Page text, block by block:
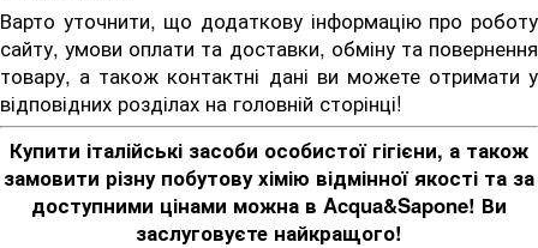
Варто уточнити, що додаткову інформацію про роботу
сайту, умови оплати та доставки, обміну та повернення
товару, а також контактні дані ви можете отримати у
відповідних розділах на головній сторінці!
Купити італійські засоби особистої гігієни, а також
замовити різну побутову хімію відмінної якості та за
доступними цінами можна в Acqua&Sapone! Ви
заслуговуєте найкращого!